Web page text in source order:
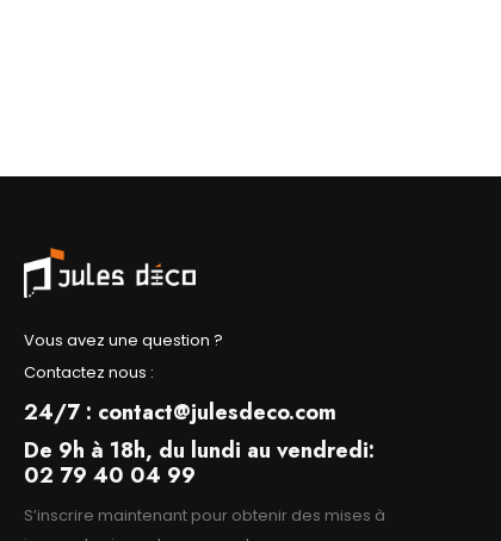
Vous avez une question ?
Contactez nous :
24/7 : contact@julesdeco.com
De 9h à 18h, du lundi au vendredi:
02 79 40 04 99
S’inscrire maintenant pour obtenir des mises à